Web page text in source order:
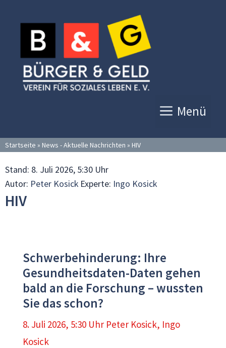
Inhalt
springen
Menü
Startseite » News - Aktuelle Nachrichten » HIV
Stand: 8. Juli 2026, 5:30 Uhr
Autor: Peter Kosick Experte: Ingo Kosick
HIV
Schwerbehinderung: Ihre
Gesundheitsdaten-Daten gehen
bald an die Forschung – wussten
Sie das schon?
8. Juli 2026, 5:30 Uhr Peter Kosick, Ingo
Kosick